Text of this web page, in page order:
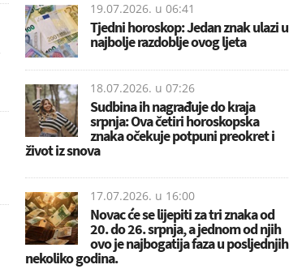
19.07.2026. u 06:41
Tjedni horoskop: Jedan znak ulazi u
najbolje razdoblje ovog ljeta
18.07.2026. u 07:26
Sudbina ih nagrađuje do kraja
srpnja: Ova četiri horoskopska
znaka očekuje potpuni preokret i
život iz snova
17.07.2026. u 16:00
Novac će se lijepiti za tri znaka od
20. do 26. srpnja, a jednom od njih
ovo je najbogatija faza u posljednjih
nekoliko godina.